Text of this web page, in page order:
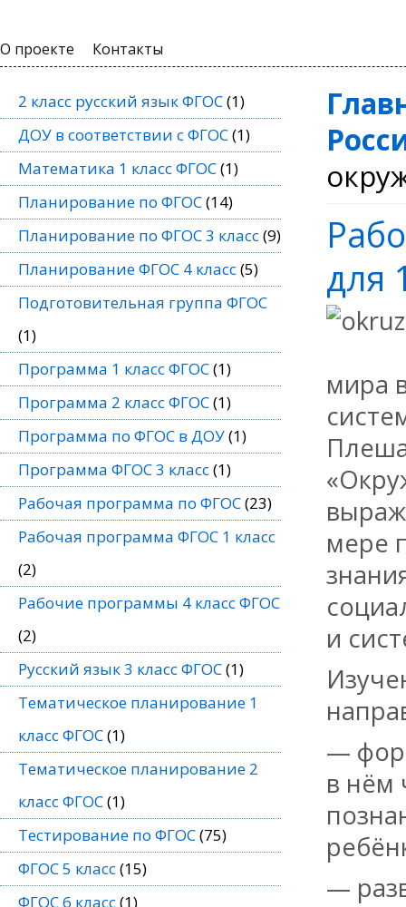
О проекте Контакты
для
мира
мере
и
—
в нём
—
2 класс русский язык ФГОС(1)
ДОУ в соответствии с ФГОС(1)
Математика 1 класс ФГОС(1)
Планирование по ФГОС(14)
Планирование по ФГОС 3 класс(9)
Планирование ФГОС 4 класс(5)
Подготовительная группа ФГОС
(1)
Программа 1 класс ФГОС(1)
Программа 2 класс ФГОС(1)
Программа по ФГОС в ДОУ(1)
Программа ФГОС 3 класс(1)
Рабочая программа по ФГОС(23)
Рабочая программа ФГОС 1 класс
(2)
Рабочие программы 4 класс ФГОС
(2)
Русский язык 3 класс ФГОС(1)
Тематическое планирование 1
класс ФГОС(1)
Тематическое планирование 2
класс ФГОС(1)
Тестирование по ФГОС(75)
ФГОС 5 класс(15)
ФГОС 6 класс(1)